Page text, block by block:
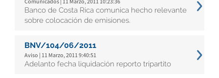
Banco de Costa Rica comunica hecho relevante
sobre colocación de emisiones.
BNV/104/06/2011
Aviso | 11 Marzo, 2011 9:40:51
Adelanto fecha liquidación reporto tripartito